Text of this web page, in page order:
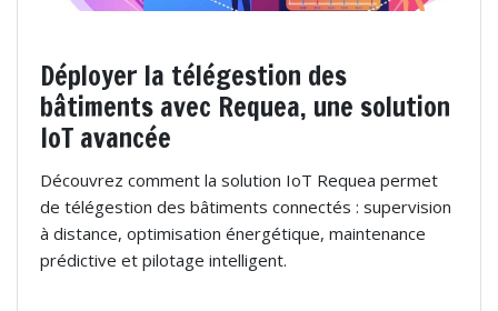
Déployer la télégestion des
bâtiments avec Requea, une solution
IoT avancée
Découvrez comment la solution IoT Requea permet
de télégestion des bâtiments connectés : supervision
à distance, optimisation énergétique, maintenance
prédictive et pilotage intelligent.